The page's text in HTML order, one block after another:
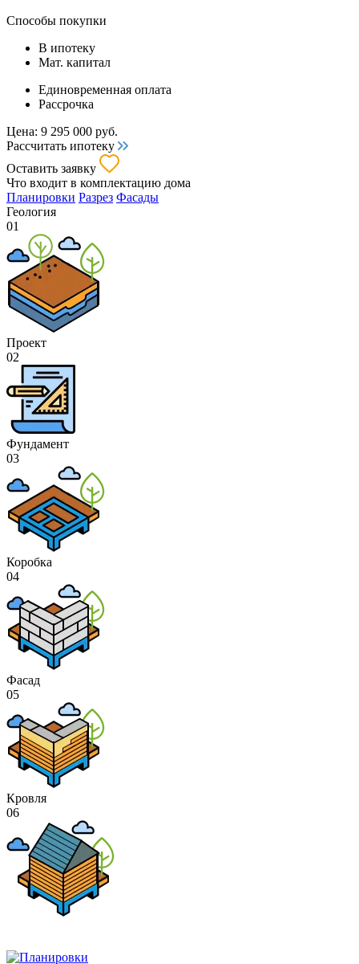
Способы покупки
В ипотеку
Мат. капитал
Единовременная оплата
Рассрочка
Цена: 9 295 000 руб.
Рассчитать ипотеку
Оставить заявку
Что входит в комплектацию дома
Планировки Разрез Фасады
Геология
01
Проект
02
Фундамент
03
Коробка
04
Фасад
05
Кровля
06